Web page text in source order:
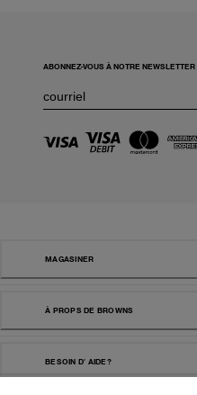
ABONNEZ-VOUS À NOTRE NEWSLETTER
MAGASINER
À PROPS DE BROWNS
BESOIN D' AIDE?